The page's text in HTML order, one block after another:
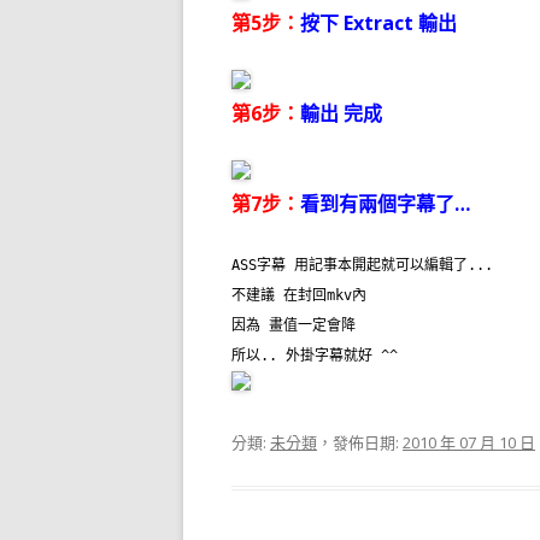
第5步： 按下 Extract 輸出
第6步： 輸出 完成
第7步： 看到有兩個字幕了…
ASS字幕 用記事本開起就可以編輯了...
不建議 在封回mkv內
因為 畫值一定會降
所以.. 外掛字幕就好 ^^
分類: 未分類 ，發佈日期: 2010 年 07 月 10 日